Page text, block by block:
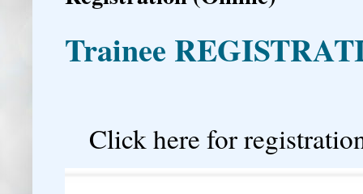
Trainee
Click here for